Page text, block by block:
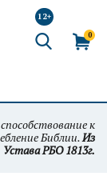
12+
0
к
Библии.Из
Устава РБО 1813г.